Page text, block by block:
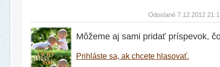
Odoslané 7.12.2012
Môžeme aj sami pridať príspevok,
Prihláste sa, ak chcete hlasovať.